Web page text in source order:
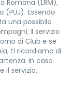
Romana (LRM),
(PUJ). Essendo
una possibile
Il servizio
di Club e se
ti ricordiamo di
In caso
il servizio.